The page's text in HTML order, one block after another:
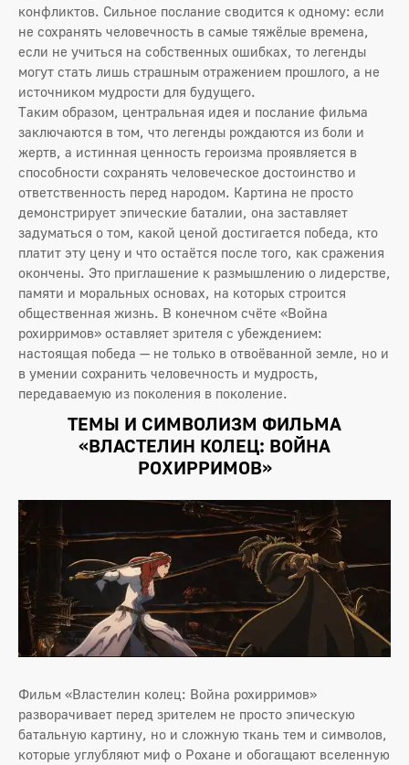
конфликтов. Сильное послание сводится к одному: если
не сохранять человечность в самые тяжёлые времена,
если не учиться на собственных ошибках, то легенды
могут стать лишь страшным отражением прошлого, а не
источником мудрости для будущего.
Таким образом, центральная идея и послание фильма
заключаются в том, что легенды рождаются из боли и
жертв, а истинная ценность героизма проявляется в
способности сохранять человеческое достоинство и
ответственность перед народом. Картина не просто
демонстрирует эпические баталии, она заставляет
задуматься о том, какой ценой достигается победа, кто
платит эту цену и что остаётся после того, как сражения
окончены. Это приглашение к размышлению о лидерстве,
памяти и моральных основах, на которых строится
общественная жизнь. В конечном счёте «Война
рохирримов» оставляет зрителя с убеждением:
настоящая победа — не только в отвоёванной земле, но и
в умении сохранить человечность и мудрость,
передаваемую из поколения в поколение.
ТЕМЫ И СИМВОЛИЗМ ФИЛЬМА
«ВЛАСТЕЛИН КОЛЕЦ: ВОЙНА
РОХИРРИМОВ»
Фильм «Властелин колец: Война рохирримов»
разворачивает перед зрителем не просто эпическую
батальную картину, но и сложную ткань тем и символов,
которые углубляют миф о Рохане и обогащают вселенную